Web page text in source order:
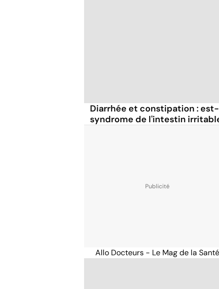
Diarrhée et constipation :
syndrome de l'intestin
Allo Docteurs - Le Mag de la Santé